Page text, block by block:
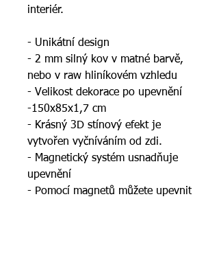
interiér.
- Unikátní design
- 2 mm silný kov v matné barvě,
nebo v raw hliníkovém vzhledu
- Velikost dekorace po upevnění
-150x85x1,7 cm
- Krásný 3D stínový efekt je
vytvořen vyčníváním od zdi.
- Magnetický systém usnadňuje
upevnění
- Pomocí magnetů můžete upevnit